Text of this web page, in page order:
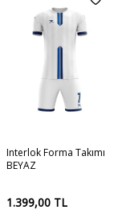
Interlok Forma Takımı
BEYAZ
1.399,00 TL